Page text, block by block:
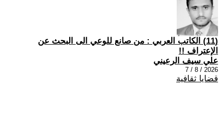
(11) الكاتب العربي : من صانع للوعي الى البحث عن
الإعتراف !!
علي سيف الرعيني
2026 / 8 / 7
قضايا ثقافية